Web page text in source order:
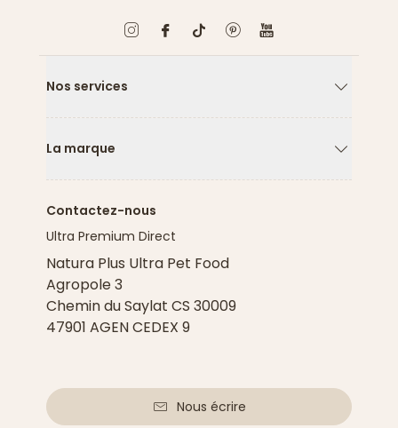
Nos services
La marque
Contactez-nous
Ultra Premium Direct
Natura Plus Ultra Pet Food
Agropole 3
Chemin du Saylat CS 30009
47901 AGEN CEDEX 9
Nous écrire